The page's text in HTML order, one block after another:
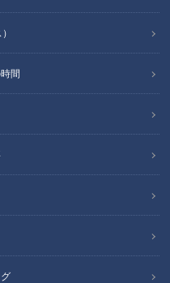
間
第１３話
る